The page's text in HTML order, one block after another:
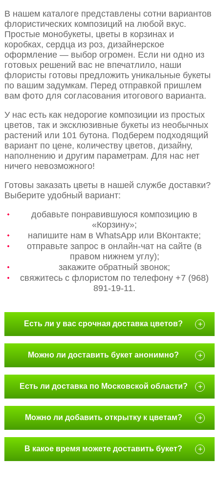
В нашем каталоге представлены сотни вариантов
флористических композиций на любой вкус.
Простые монобукеты, цветы в корзинах и
коробках, сердца из роз, дизайнерское
оформление — выбор огромен. Если ни одно из
готовых решений вас не впечатлило, наши
флористы готовы предложить уникальные букеты
по вашим задумкам. Перед отправкой пришлем
вам фото для согласования итогового варианта.
У нас есть как недорогие композиции из простых
цветов, так и эксклюзивные букеты из необычных
растений или 101 бутона. Подберем подходящий
вариант по цене, количеству цветов, дизайну,
наполнению и другим параметрам. Для нас нет
ничего невозможного!
Готовы заказать цветы в нашей службе доставки?
Выберите удобный вариант:
добавьте понравившуюся композицию в
«Корзину»;
напишите нам в WhatsApp или ВКонтакте;
отправьте запрос в онлайн-чат на сайте (в
правом нижнем углу);
закажите обратный звонок;
свяжитесь с флористом по телефону +7 (968)
891-19-11.
Есть ли у вас срочная доставка цветов? +
Можно ли доставить букет анонимно? +
Есть ли доставка по Московской области? +
Можно ли добавить открытку к цветам? +
В какое время можете доставить букет? +